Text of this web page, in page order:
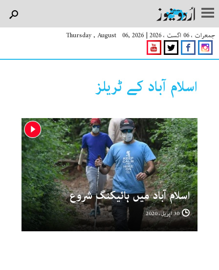
جمعرات ، 06 اگست ، 2026 |
Thursday , August 06, 2026
اسلام آباد کے ٹریلز
اسلام آباد میں ہائیکنگ شروع
30 اپریل ، 2020